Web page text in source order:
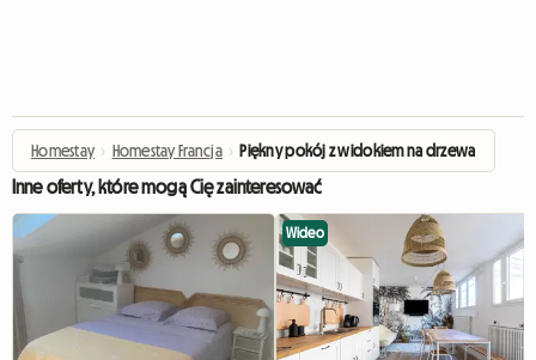
Homestay › Homestay Francja › Piękny pokój z widokiem na drzewa
Inne oferty, które mogą Cię zainteresować
Wideo